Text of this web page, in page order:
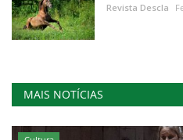
Revista Descla
MAIS NOTÍCIAS